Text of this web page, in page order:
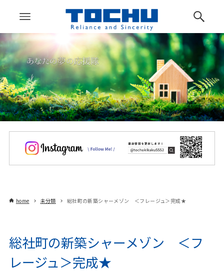
home 未分類 総社町の新築シャーメゾン ＜フレージュ＞完成★
総社町の新築シャーメゾン ＜フ
レージュ＞完成★